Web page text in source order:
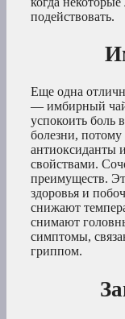
подействовать.
Еще одна
— имбирный
успокоить боль
болезни,
антиоксиданты
свойствами.
преимуществ.
здоровья и
снижают
снимают
симптомы,
гриппом.